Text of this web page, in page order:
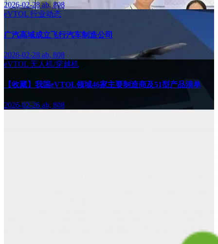
2026-02-28ab, 808
eVTOL 行业动态
广汽高域成立飞行汽车制造公司
2026-02-28 ab, 808
eVTOL 无人机/穿越机
【收藏】我国eVTOL领域46家主要制造商及51型产品清单
2026-02-26 ab, 808